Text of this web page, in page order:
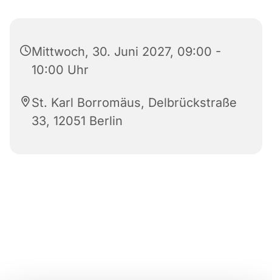
Mittwoch, 30. Juni 2027, 09:00 -
10:00 Uhr
St. Karl Borromäus, Delbrückstraße
33, 12051 Berlin